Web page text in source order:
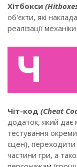
Хітбокси
об'єкти, які
реалізації
Чіт-код (Cheat
додаток, який дає
тестування
сцен),
частини гри, а